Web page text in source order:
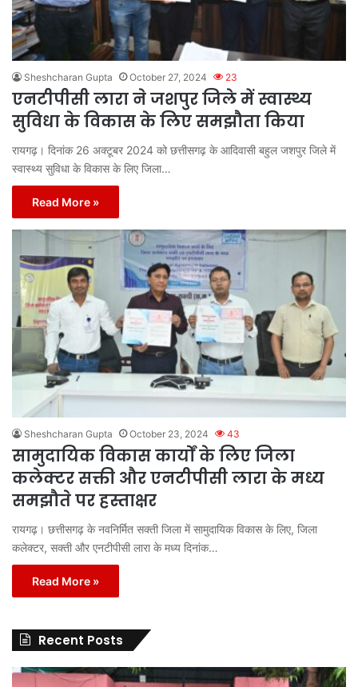
Sheshcharan Gupta October 27, 2024 23
एनटीपीसी लारा ने जशपुर जिले में स्वास्थ्य
सुविधा के विकास के लिए समझौता किया
रायगढ़। दिनांक 26 अक्टूबर 2024 को छत्तीसगढ़ के आदिवासी बहुल जशपुर जिले में
स्वास्थ्य सुविधा के विकास के लिए जिला…
Read More »
Sheshcharan Gupta October 23, 2024 43
सामुदायिक विकास कार्यों के लिए जिला
कलेक्टर सक्ती और एनटीपीसी लारा के मध्य
समझौते पर हस्ताक्षर
रायगढ़। छत्तीसगढ़ के नवनिर्मित सक्ती जिला में सामुदायिक विकास के लिए, जिला
कलेक्टर, सक्ती और एनटीपीसी लारा के मध्य दिनांक…
Read More »
Recent Posts